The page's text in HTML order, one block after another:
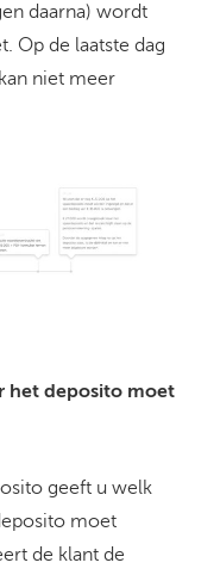
daarna) wordt
Op de laatste dag
niet meer
het deposito moet
geeft u welk
moet
de klant de